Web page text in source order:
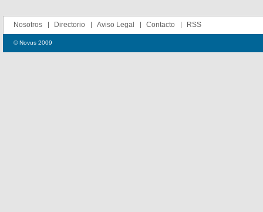
Nosotros Directorio Aviso Legal Contacto RSS
© Novus 2009